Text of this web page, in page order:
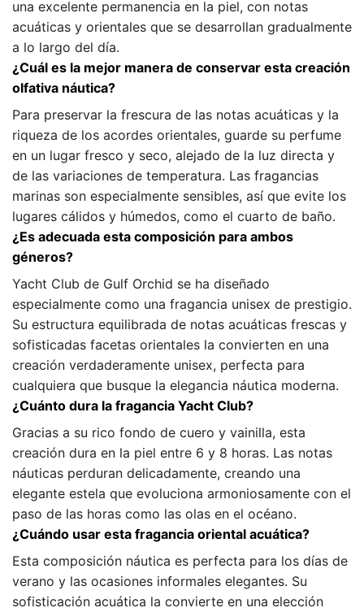
una excelente permanencia en la piel, con notas
acuáticas y orientales que se desarrollan gradualmente
a lo largo del día.
¿Cuál es la mejor manera de conservar esta creación
olfativa náutica?
Para preservar la frescura de las notas acuáticas y la
riqueza de los acordes orientales, guarde su perfume
en un lugar fresco y seco, alejado de la luz directa y
de las variaciones de temperatura. Las fragancias
marinas son especialmente sensibles, así que evite los
lugares cálidos y húmedos, como el cuarto de baño.
¿Es adecuada esta composición para ambos
géneros?
Yacht Club de Gulf Orchid se ha diseñado
especialmente como una fragancia unisex de prestigio.
Su estructura equilibrada de notas acuáticas frescas y
sofisticadas facetas orientales la convierten en una
creación verdaderamente unisex, perfecta para
cualquiera que busque la elegancia náutica moderna.
¿Cuánto dura la fragancia Yacht Club?
Gracias a su rico fondo de cuero y vainilla, esta
creación dura en la piel entre 6 y 8 horas. Las notas
náuticas perduran delicadamente, creando una
elegante estela que evoluciona armoniosamente con el
paso de las horas como las olas en el océano.
¿Cuándo usar esta fragancia oriental acuática?
Esta composición náutica es perfecta para los días de
verano y las ocasiones informales elegantes. Su
sofisticación acuática la convierte en una elección